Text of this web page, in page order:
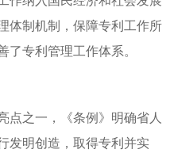
体制机制，保障专利工作所
专利管理工作体系。
之一，《条例》明确省人
发明创造，取得专利并实